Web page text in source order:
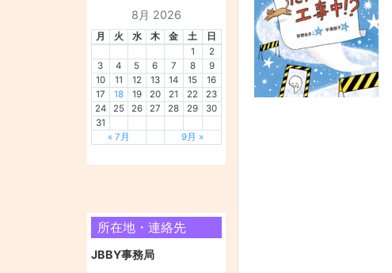
8月 2026
月 火 水 木 金 土
日
1
2
3
4 5 6 7 8
9
10
11 12 13 14 15
16
17
18 19 20 21 22
23
24
25 26 27 28 29
30
31
« 7月
9月 »
所在地・連絡先
JBBY事務局